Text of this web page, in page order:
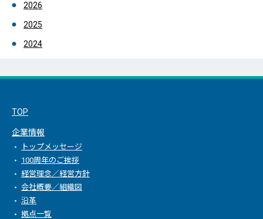
2026
2025
2024
TOP
企業情報
トップメッセージ
100周年のご挨拶
経営理念／経営方針
会社概要／組織図
沿革
拠点一覧